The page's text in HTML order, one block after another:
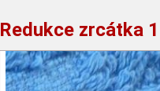
Redukce zrcátka